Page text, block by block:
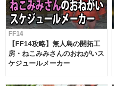
FF14
【FF14攻略】無人島の開拓工
房・ねこみみさんのおねがいス
ケジュールメーカー